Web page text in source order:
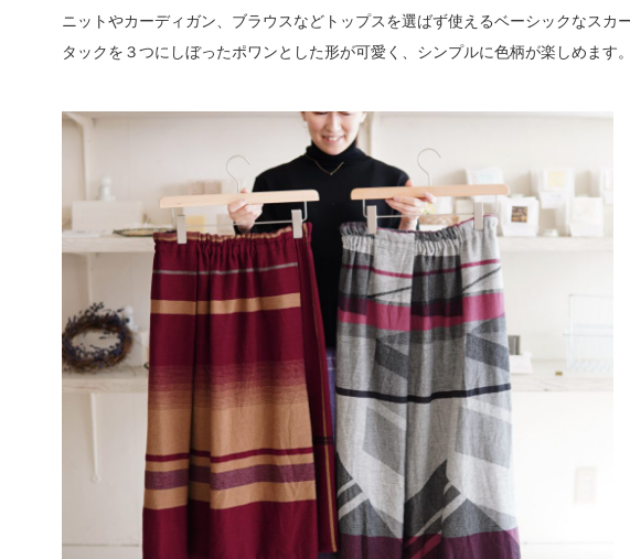
ニットやカーディガン、ブラウスなどトップスを選ばず使えるベーシックなスカー
タックを３つにしぼったポワンとした形が可愛く、シンプルに色柄が楽しめます。